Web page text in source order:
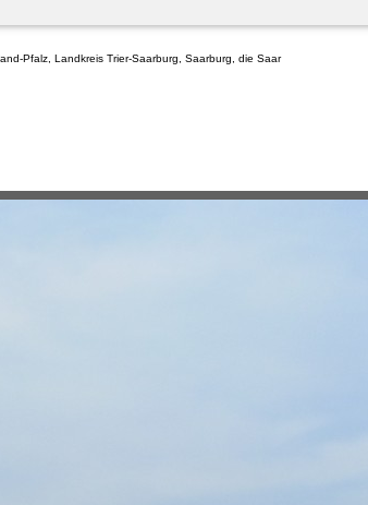
Pfalz, Landkreis Trier-Saarburg, Saarburg, die Saar